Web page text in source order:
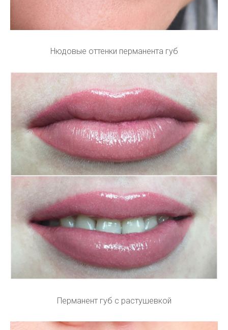
Нюдовые оттенки перманента губ
Перманент губ с растушевкой